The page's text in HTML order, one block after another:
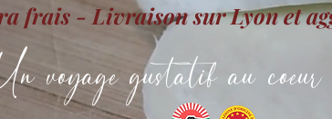
frais - Livraison sur Lyon et
voyage gustatif au